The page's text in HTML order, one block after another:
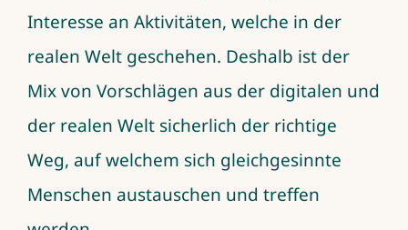
Interesse an Aktivitäten, welche in der
realen Welt geschehen. Deshalb ist der
Mix von Vorschlägen aus der digitalen und
der realen Welt sicherlich der richtige
Weg, auf welchem sich gleichgesinnte
Menschen austauschen und treffen